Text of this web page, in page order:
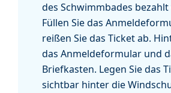
des Schwimmbades
Füllen Sie das
reißen Sie das Ticket ab.
das Anmeldeformular und
Briefkasten. Legen Sie das
sichtbar hinter die